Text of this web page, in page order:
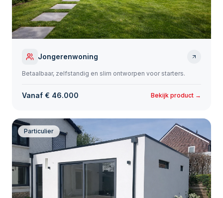
Jongerenwoning
Betaalbaar, zelfstandig en slim ontworpen voor starters.
Vanaf € 46.000 Bekijk product →
Particulier